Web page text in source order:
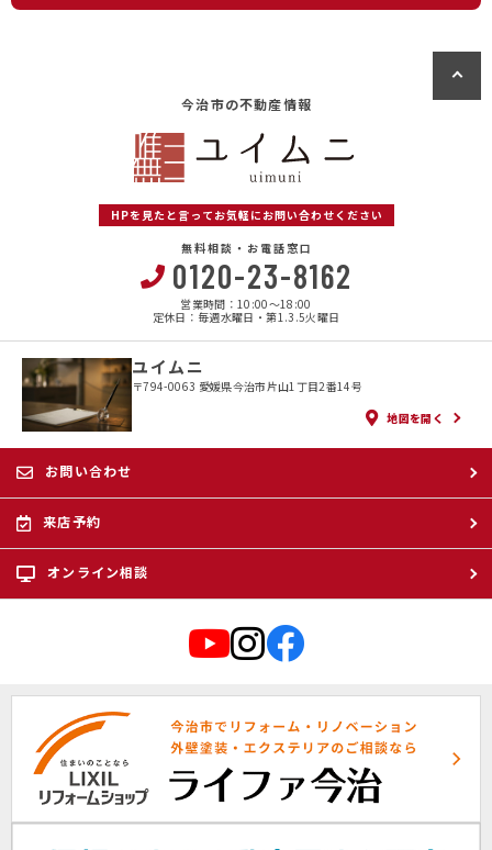
今治市の不動産情報
HPを見たと言ってお気軽にお問い合わせください
無料相談・お電話窓口
0120-23-8162
営業時間：10:00〜18:00
定休日：毎週水曜日・第1.3.5火曜日
ユイムニ
〒794-0063 愛媛県今治市片山1丁目2番14号
地図を開く
お問い合わせ
来店予約
オンライン相談